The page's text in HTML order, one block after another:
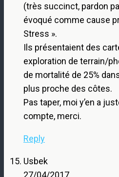
(très succinct, pardon
évoqué comme cause
Stress ».
Ils présentaient des
exploration de terrain/
de mortalité de 25%
plus proche des côtes.
Pas taper, moi y’en a
compte, merci.
Reply
Usbek
27/04/2017